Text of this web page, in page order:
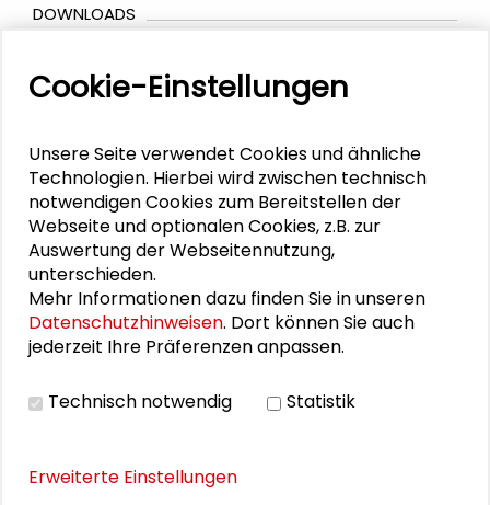
DOWNLOADS
Informationsblatt: Kooperation mit der
DTdT23 Programm
Pressemitteilung | Darmstädter Tage der
Transformation
BILDERGALERIE
Cookie-Einstellungen
Unsere Seite verwendet Cookies und ähnliche
Technologien. Hierbei wird zwischen technisch
notwendigen Cookies zum Bereitstellen der
Webseite und optionalen Cookies, z.B. zur
Auswertung der Webseitennutzung,
unterschieden.
Mehr Informationen dazu finden Sie in unseren
Datenschutzhinweisen. Dort können Sie auch
jederzeit Ihre Präferenzen anpassen.
Technisch notwendig Statistik
Erweiterte Einstellungen